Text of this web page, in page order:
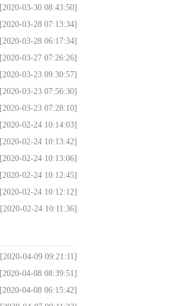
[2020-03-30 08:43:50]
[2020-03-28 07:13:34]
[2020-03-28 06:17:34]
[2020-03-27 07:26:26]
[2020-03-23 09:30:57]
[2020-03-23 07:56:30]
[2020-03-23 07:28:10]
[2020-02-24 10:14:03]
[2020-02-24 10:13:42]
[2020-02-24 10:13:06]
[2020-02-24 10:12:45]
[2020-02-24 10:12:12]
[2020-02-24 10:11:36]
[2020-04-09 09:21:11]
[2020-04-08 08:39:51]
[2020-04-08 06:15:42]